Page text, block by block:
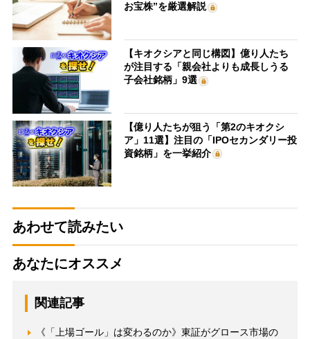
お宝株”を厳選解説
【キオクシアと同じ構図】億り人たち
が注目する「親会社よりも成長しうる
子会社銘柄」9選
【億り人たちが狙う「第2のキオクシ
ア」11選】注目の「IPOセカンダリー投
資銘柄」を一挙紹介
あわせて読みたい
あなたにオススメ
関連記事
《「上場ゴール」は変わるのか》東証がグロース市場の